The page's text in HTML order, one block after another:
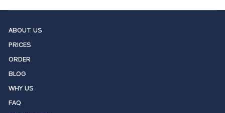
ABOUT US
PRICES
ORDER
BLOG
WHY US
FAQ